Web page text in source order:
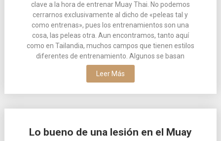
clave a la hora de entrenar Muay Thai. No podemos
cerrarnos exclusivamente al dicho de «peleas tal y
como entrenas», pues los entrenamientos son una
cosa, las peleas otra. Aun encontramos, tanto aquí
como en Tailandia, muchos campos que tienen estilos
diferentes de entrenamiento. Algunos se basan
Leer Más
Lo bueno de una lesión en el Muay